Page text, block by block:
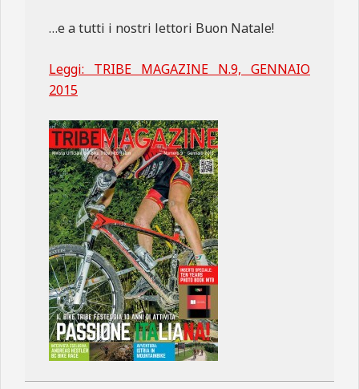
…e a tutti i nostri lettori Buon Natale!
Leggi: TRIBE MAGAZINE N.9, GENNAIO
2015
2014-